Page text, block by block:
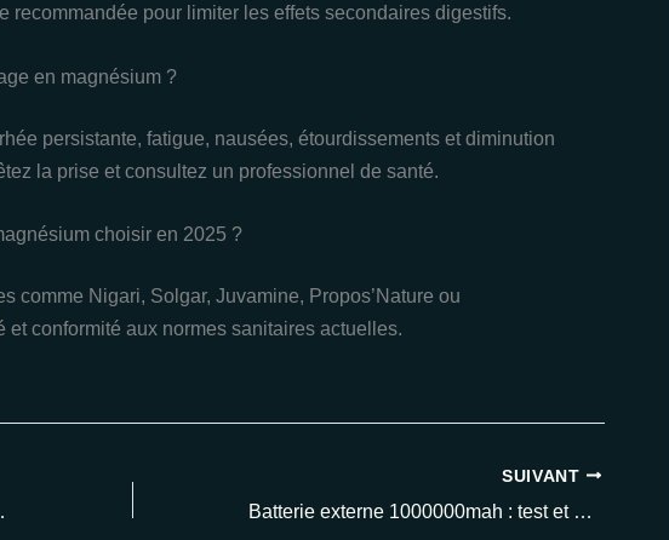
recommandée pour limiter les effets secondaires digestifs.
en magnésium ?
persistante, fatigue, nausées, étourdissements et diminution
la prise et consultez un professionnel de santé.
choisir en 2025 ?
comme Nigari, Solgar, Juvamine, Propos’Nature ou
conformité aux normes sanitaires actuelles.
en 2025
SUIVANT
Batterie externe 1000000mah : test et avis sur la puissance ultime pour tous vos appareils en 2025